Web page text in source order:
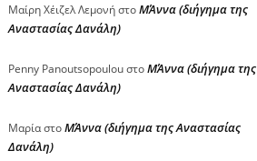
Μαίρη Χέιζελ ΛεμονήστοΜΆννα (διήγημα της
Αναστασίας Δανάλη)
Penny PanoutsopoulouστοΜΆννα (διήγημα της
Αναστασίας Δανάλη)
ΜαρίαστοΜΆννα (διήγημα της Αναστασίας
Δανάλη)